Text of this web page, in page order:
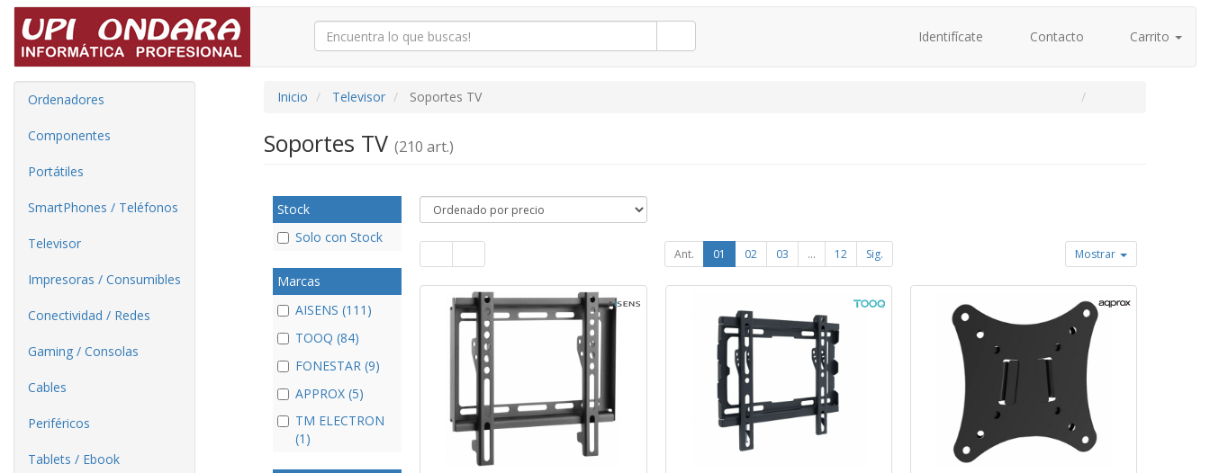
Identifícate Contacto Carrito
Ordenadores
Componentes
Portátiles
SmartPhones / Teléfonos
Televisor
Impresoras / Consumibles
Conectividad / Redes
Gaming / Consolas
Cables
Periféricos
Tablets / Ebook
Inicio Televisor Soportes TV
Soportes TV (210 art.)
Stock
Solo con Stock
Marcas
AISENS (111)
TOOQ (84)
FONESTAR (9)
APPROX (5)
TM ELECTRON
(1)
Ant. 01 02 03 ... 12 Sig. Mostrar